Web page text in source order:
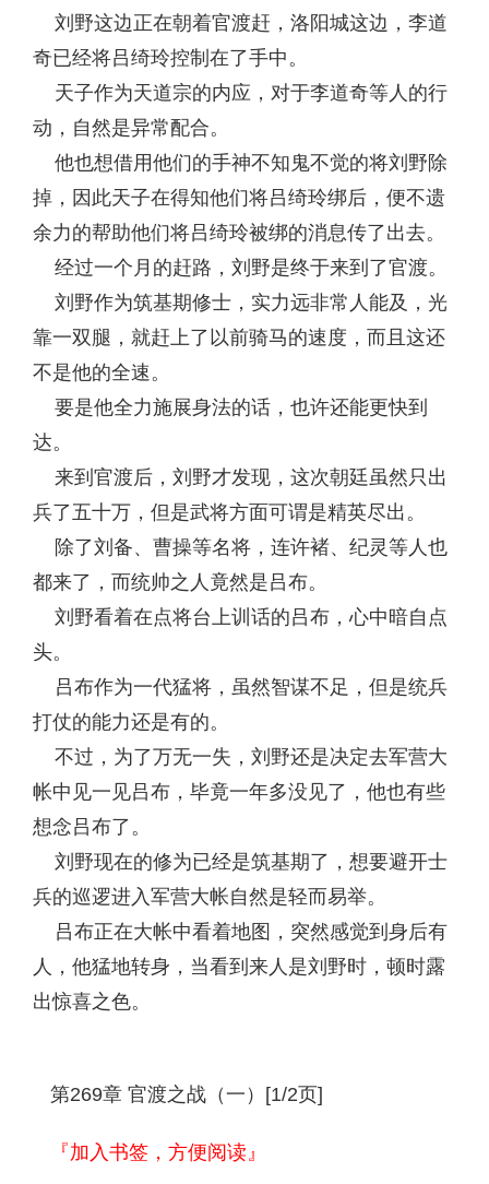
刘野这边正在朝着官渡赶，洛阳城这边，李道
奇已经将吕绮玲控制在了手中。
天子作为天道宗的内应，对于李道奇等人的行
动，自然是异常配合。
他也想借用他们的手神不知鬼不觉的将刘野除
掉，因此天子在得知他们将吕绮玲绑后，便不遗
余力的帮助他们将吕绮玲被绑的消息传了出去。
经过一个月的赶路，刘野是终于来到了官渡。
刘野作为筑基期修士，实力远非常人能及，光
靠一双腿，就赶上了以前骑马的速度，而且这还
不是他的全速。
要是他全力施展身法的话，也许还能更快到
达。
来到官渡后，刘野才发现，这次朝廷虽然只出
兵了五十万，但是武将方面可谓是精英尽出。
除了刘备、曹操等名将，连许褚、纪灵等人也
都来了，而统帅之人竟然是吕布。
刘野看着在点将台上训话的吕布，心中暗自点
头。
吕布作为一代猛将，虽然智谋不足，但是统兵
打仗的能力还是有的。
不过，为了万无一失，刘野还是决定去军营大
帐中见一见吕布，毕竟一年多没见了，他也有些
想念吕布了。
刘野现在的修为已经是筑基期了，想要避开士
兵的巡逻进入军营大帐自然是轻而易举。
吕布正在大帐中看着地图，突然感觉到身后有
人，他猛地转身，当看到来人是刘野时，顿时露
出惊喜之色。
第269章 官渡之战（一）[1/2页]
『加入书签，方便阅读』